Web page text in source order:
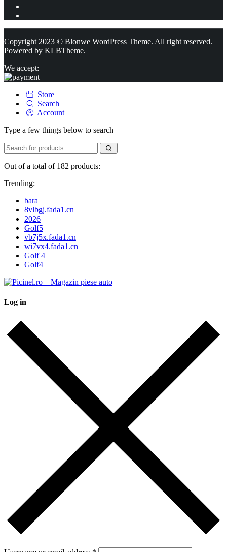
Copyright 2023 © Blonwe WordPress Theme. All right reserved.
Powered by KLBTheme.
We accept:
Store
Search
Account
Type a few things below to search
Out of a total of 182 products:
Trending:
bara
8vlbgj.fada1.cn
2026
Golf5
vb7j5x.fada1.cn
wi7vx4.fada1.cn
Golf 4
Golf4
Log in